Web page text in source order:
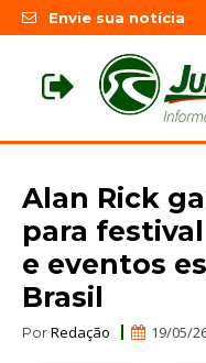
Envie sua notícia
Alan Rick
para
e eventos
Brasil
PorRedação 19/05/